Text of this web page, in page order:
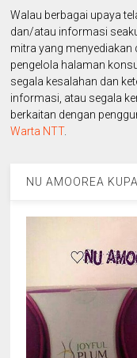
Walau berbagai upaya
dan/atau informasi
mitra yang
pengelola halaman
segala kesalahan dan
informasi, atau segala
berkaitan dengan
Warta NTT.
NU AMOOREA